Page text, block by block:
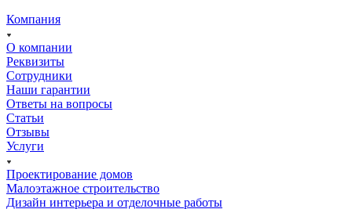
Компания
О компании
Реквизиты
Сотрудники
Наши гарантии
Ответы на вопросы
Статьи
Отзывы
Услуги
Проектирование домов
Малоэтажное строительство
Дизайн интерьера и отделочные работы